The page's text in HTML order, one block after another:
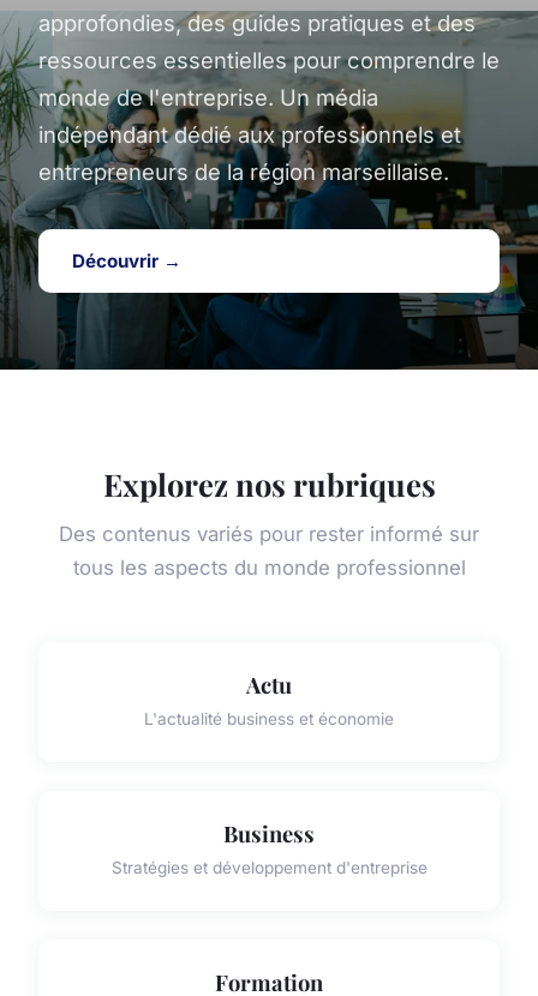
approfondies, des guides pratiques et des
ressources essentielles pour comprendre le
monde de l'entreprise. Un média
indépendant dédié aux professionnels et
entrepreneurs de la région marseillaise.
Découvrir →
Explorez nos rubriques
Des contenus variés pour rester informé sur
tous les aspects du monde professionnel
Actu
L'actualité business et économie
Business
Stratégies et développement d'entreprise
Formation